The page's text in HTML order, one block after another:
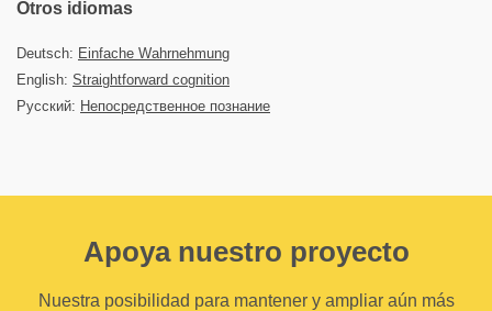
Otros idiomas
Deutsch: Einfache Wahrnehmung
English: Straightforward cognition
Русский: Непосредственное познание
Apoya nuestro proyecto
Nuestra posibilidad para mantener y ampliar aún más